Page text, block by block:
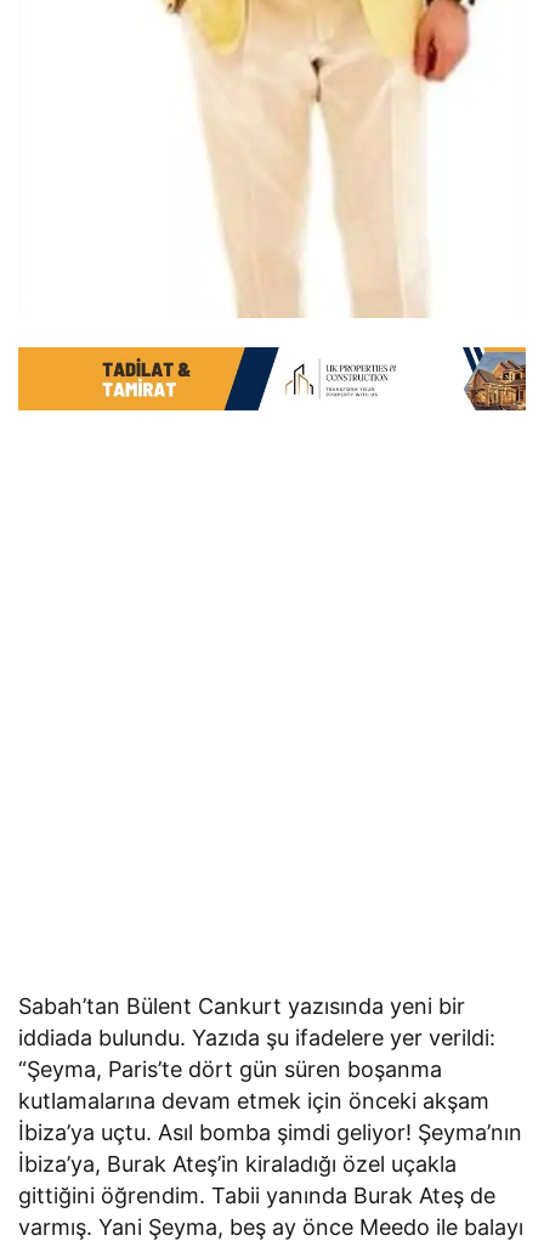
Sabah’tan Bülent Cankurt yazısında yeni bir
iddiada bulundu. Yazıda şu ifadelere yer verildi:
“Şeyma, Paris’te dört gün süren boşanma
kutlamalarına devam etmek için önceki akşam
İbiza’ya uçtu. Asıl bomba şimdi geliyor! Şeyma’nın
İbiza’ya, Burak Ateş’in kiraladığı özel uçakla
gittiğini öğrendim. Tabii yanında Burak Ateş de
varmış. Yani Şeyma, beş ay önce Meedo ile balayı